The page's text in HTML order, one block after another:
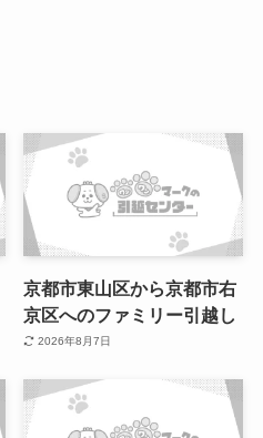
京都市東山区から京都市右
京区へのファミリー引越し
2026年8月7日